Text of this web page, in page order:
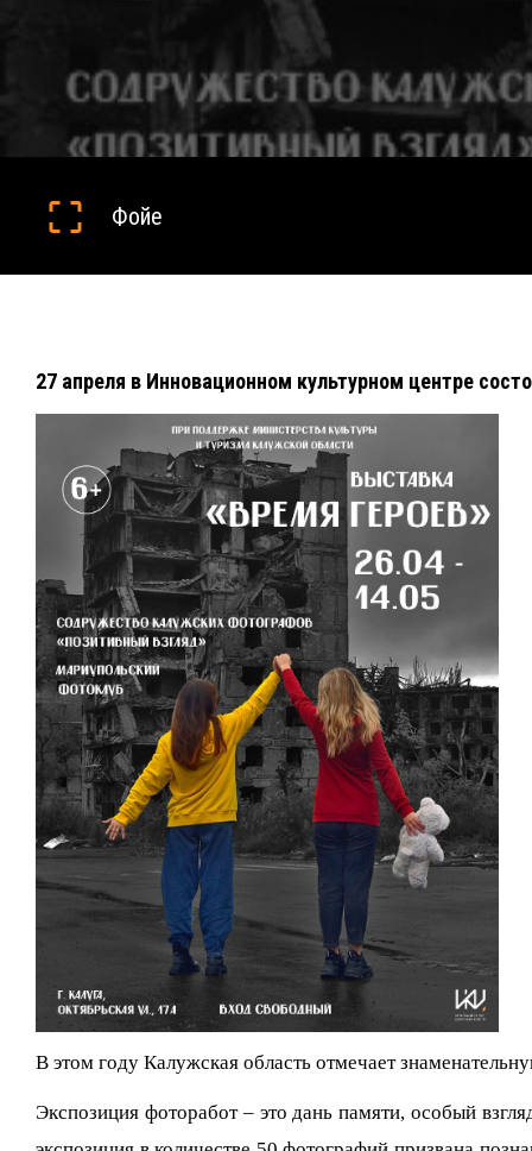
Фойе
27 апреля в Инновационном культурном центре
В этом году Калужская область отмечает
Экспозиция фоторабот – это дань памяти, особый